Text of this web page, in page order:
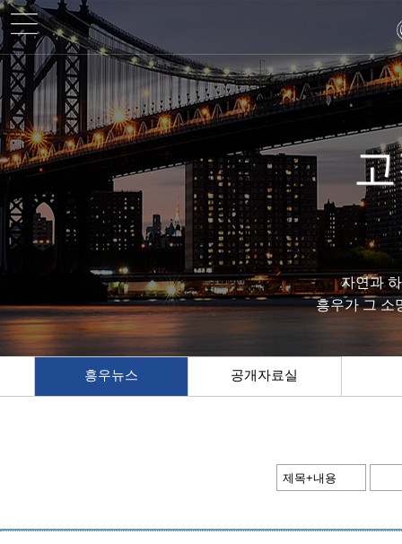
자연과
흥우가 그 소
흥우뉴스 공개자료실